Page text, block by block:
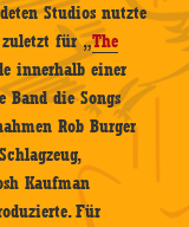
Studios nutzte
zuletzt für „The
innerhalb einer
Band die Songs
Rob Burger
Kaufman
Für